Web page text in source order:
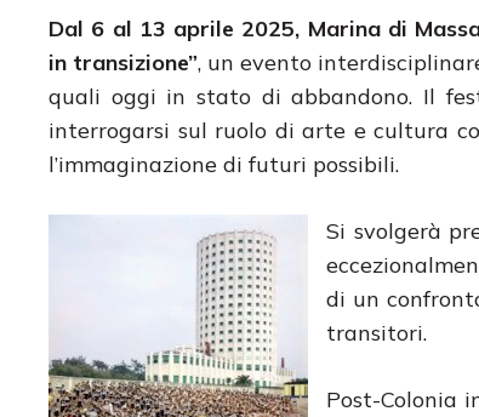
Dal 6 al 13 aprile 2025, Marina di
in transizione”, un evento
quali oggi in stato di abbandono. Il
interrogarsi sul ruolo di arte e cultura
l’immaginazione di futuri possibili.
Si svolgerà
di un
transitori.
Post-Colonia